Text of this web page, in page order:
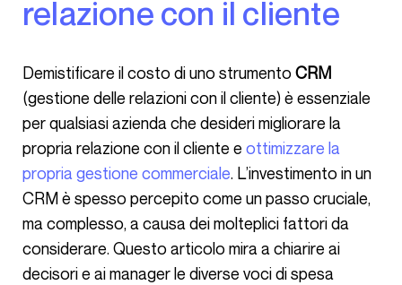
relazione con il cliente
Demistificare il costo di uno strumento CRM
(gestione delle relazioni con il cliente) è essenziale
per qualsiasi azienda che desideri migliorare la
propria relazione con il cliente e ottimizzare la
propria gestione commerciale. L’investimento in un
CRM è spesso percepito come un passo cruciale,
ma complesso, a causa dei molteplici fattori da
considerare. Questo articolo mira a chiarire ai
decisori e ai manager le diverse voci di spesa